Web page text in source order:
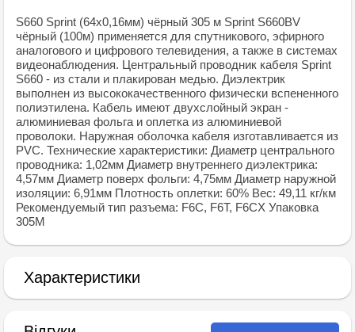
S660 Sprint (64x0,16мм) чёрный 305 м Sprint S660BV
чёрный (100м) применяется для спутникового, эфирного
аналогового и цифрового телевидения, а также в системах
видеонаблюдения. Центральный проводник кабеля Sprint
S660 - из стали и плакирован медью. Диэлектрик
выполнен из высококачественного физически вспененного
полиэтилена. Кабель имеют двухслойный экран -
алюминиевая фольга и оплетка из алюминиевой
проволоки. Наружная оболочка кабеля изготавливается из
PVC. Технические характеристики: Диаметр центрального
проводника: 1,02мм Диаметр внутреннего диэлектрика:
4,57мм Диаметр поверх фольги: 4,75мм Диаметр наружной
изоляции: 6,91мм Плотность оплетки: 60% Вес: 49,11 кг/км
Рекомендуемый тип разъема: F6C, F6T, F6CX Упаковка
305М
Характеристики